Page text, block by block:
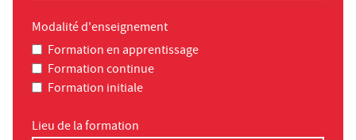
Modalité d'enseignement
Formation en apprentissage
Formation continue
Formation initiale
Lieu de la formation